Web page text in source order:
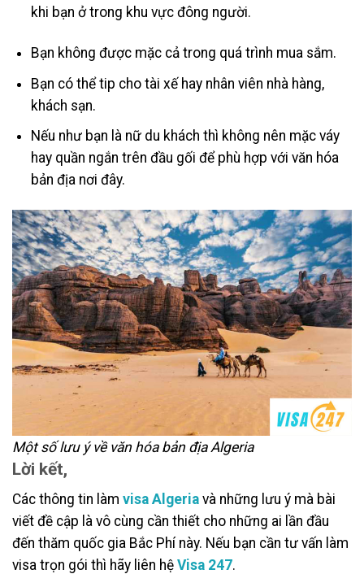
khi bạn ở trong khu vực đông người.
Bạn không được mặc cả trong quá trình mua sắm.
Bạn có thể tip cho tài xế hay nhân viên nhà hàng,
khách sạn.
Nếu như bạn là nữ du khách thì không nên mặc váy
hay quần ngắn trên đầu gối để phù hợp với văn hóa
bản địa nơi đây.
Một số lưu ý về văn hóa bản địa Algeria
Lời kết,
Các thông tin làm visa Algeria và những lưu ý mà bài
viết đề cập là vô cùng cần thiết cho những ai lần đầu
đến thăm quốc gia Bắc Phí này. Nếu bạn cần tư vấn làm
visa trọn gói thì hãy liên hệ Visa 247.